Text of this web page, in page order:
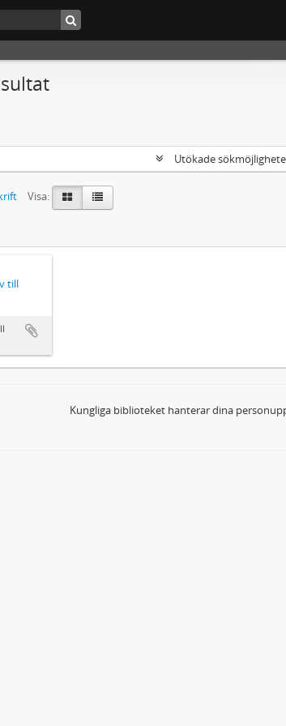
Utökade
Visa:
till
Kungliga biblioteket hanterar dina